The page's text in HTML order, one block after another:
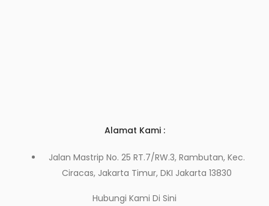
Alamat Kami :
Jalan Mastrip No. 25 RT.7/RW.3, Rambutan, Kec.
Ciracas, Jakarta Timur, DKI Jakarta 13830
Hubungi Kami Di Sini